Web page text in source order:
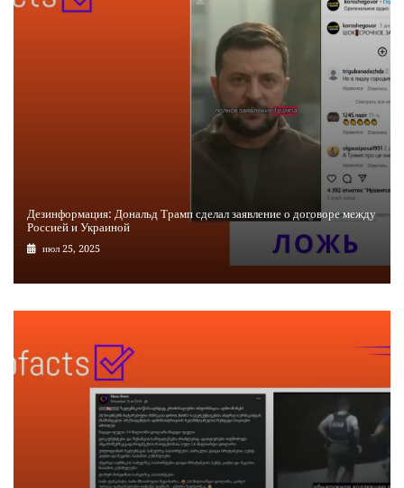
Дезинформация: Дональд Трамп сделал заявление о договоре между
Россией и Украиной
июл 25, 2025